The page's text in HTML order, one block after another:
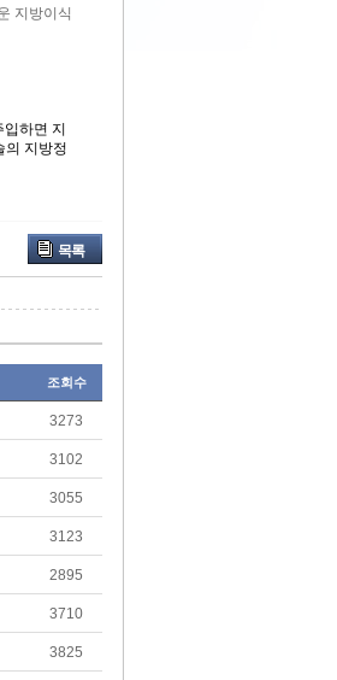
지방이식
하면 지
의 지방정
목록
조회수
3273
3102
3055
3123
2895
3710
3825